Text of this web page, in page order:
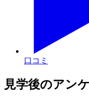
口コミ
見学後のアン